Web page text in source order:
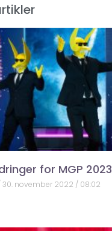
for MGP 2023
30. november 2022 08:02